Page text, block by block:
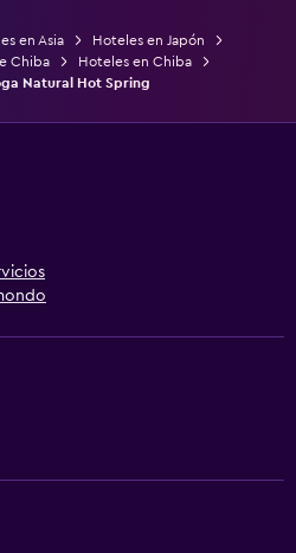
en Asia
Hoteles en Japón
Chiba
Hoteles en Chiba
Natural Hot Spring